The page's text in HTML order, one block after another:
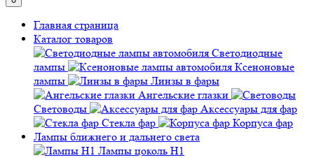
Главная страница
Каталог товаров
Светодиодные
лампы
Ксеноновые
лампы
Линзы в фары
Ангельские глазки
Световоды
Аксессуары для фар
Стекла фар
Корпуса фар
Лампы ближнего и дальнего света
Лампы цоколь H1